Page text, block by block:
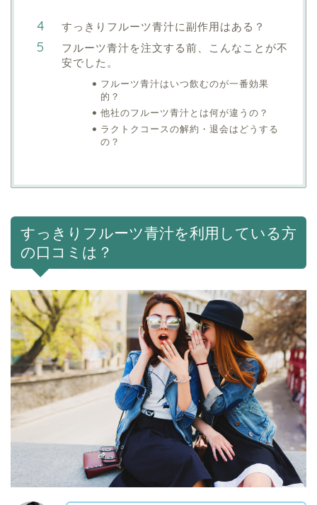
すっきりフルーツ青汁に副作用はある？
フルーツ青汁を注文する前、こんなことが不
安でした。
フルーツ青汁はいつ飲むのが一番効果
的？
他社のフルーツ青汁とは何が違うの？
ラクトクコースの解約・退会はどうする
の？
すっきりフルーツ青汁を利用している方
の口コミは？